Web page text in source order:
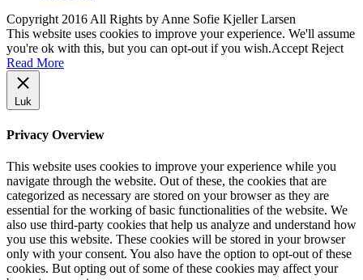
Copyright 2016 All Rights by Anne Sofie Kjeller Larsen
This website uses cookies to improve your experience. We'll assume
you're ok with this, but you can opt-out if you wish.Accept Reject
Read More
Luk
Privacy Overview
This website uses cookies to improve your experience while you
navigate through the website. Out of these, the cookies that are
categorized as necessary are stored on your browser as they are
essential for the working of basic functionalities of the website. We
also use third-party cookies that help us analyze and understand how
you use this website. These cookies will be stored in your browser
only with your consent. You also have the option to opt-out of these
cookies. But opting out of some of these cookies may affect your